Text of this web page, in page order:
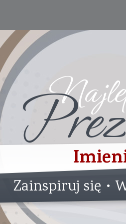
Zainspiruj się •